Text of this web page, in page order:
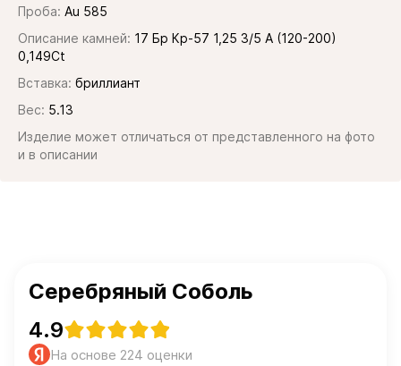
Проба: Au 585
Описание камней: 17 Бр Кр-57 1,25 3/5 А (120-200)
0,149Ct
Вставка: бриллиант
Вес: 5.13
Изделие может отличаться от представленного на фото
и в описании
Серебряный Соболь
4.9
На основе 224 оценки